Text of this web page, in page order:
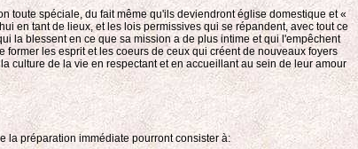
toute spéciale, du fait même qu'ils deviendront église domestique et «
en tant de lieux, et les lois permissives qui se répandent, avec tout ce
la blessent en ce que sa mission a de plus intime et qui l'empêchent
les esprit et les coeurs de ceux qui créent de nouveaux foyers
culture de la vie en respectant et en accueillant au sein de leur amour
la préparation immédiate pourront consister à: